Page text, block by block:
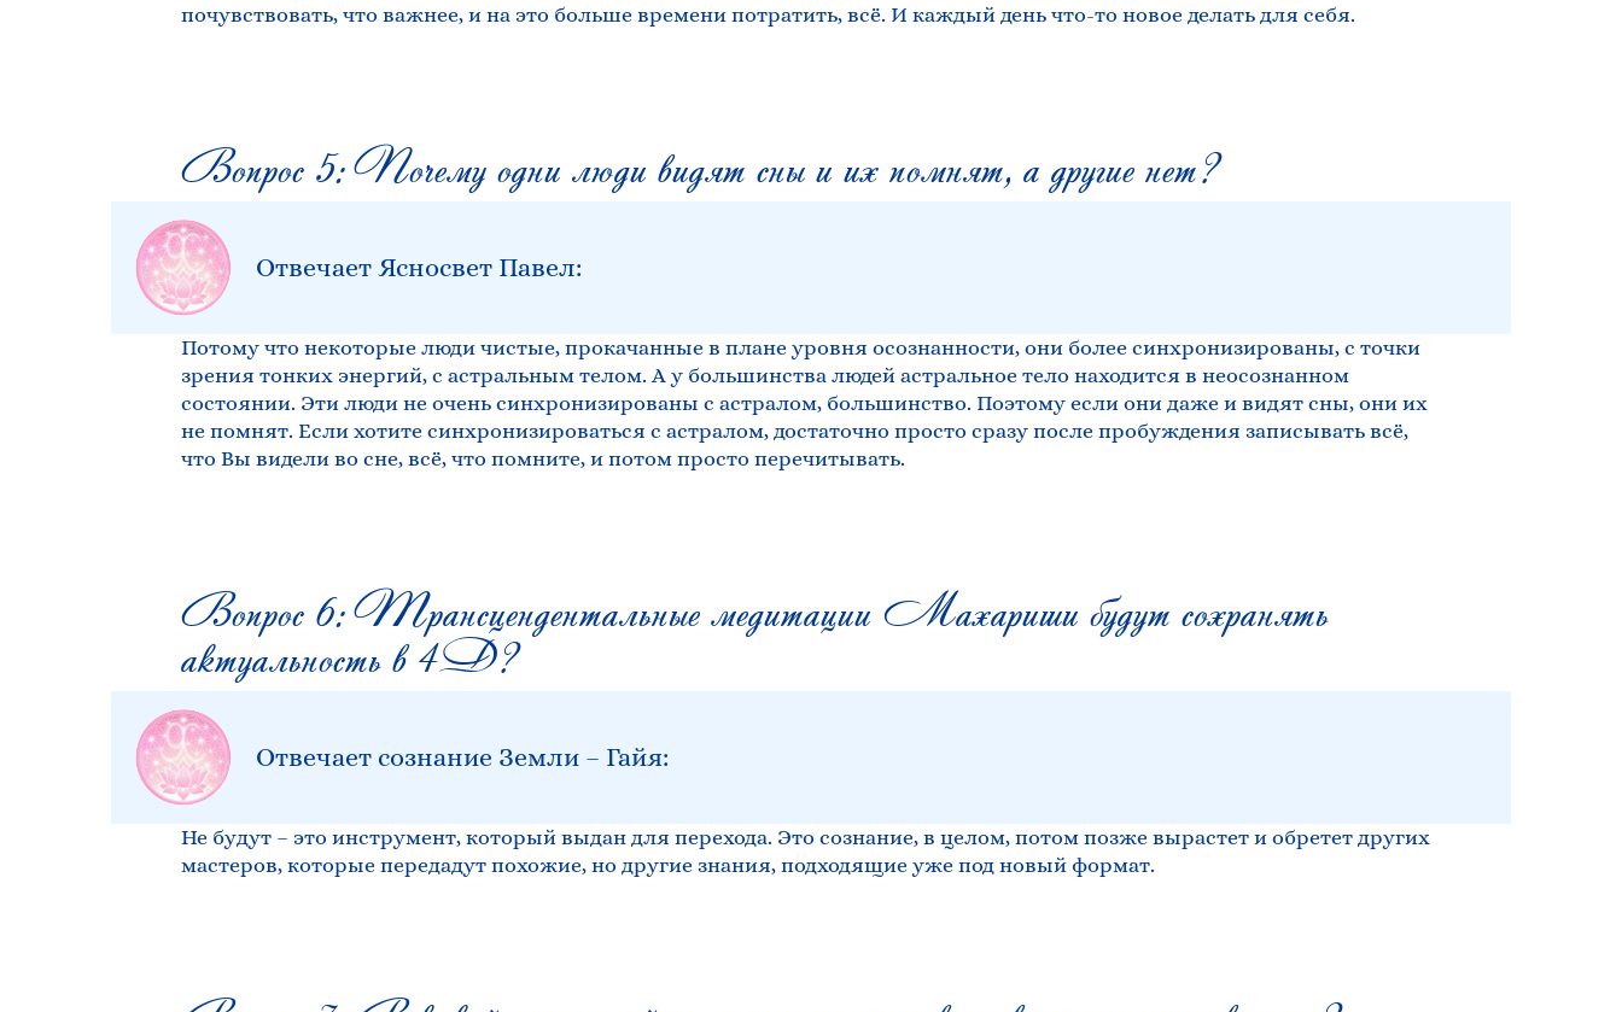
почувствовать, что важнее, и на это больше времени потратить, всё. И каждый день что-то новое делать для себя.
Вопрос 5: Почему одни люди видят сны и их помнят, а другие нет?
Отвечает Ясносвет Павел:
Потому что некоторые люди чистые, прокачанные в плане уровня осознанности, они более синхронизированы, с точки
зрения тонких энергий, с астральным телом. А у большинства людей астральное тело находится в неосознанном
состоянии. Эти люди не очень синхронизированы с астралом, большинство. Поэтому если они даже и видят сны, они их
не помнят. Если хотите синхронизироваться с астралом, достаточно просто сразу после пробуждения записывать всё,
что Вы видели во сне, всё, что помните, и потом просто перечитывать.
Вопрос 6: Трансцендентальные медитации Махариши будут сохранять
актуальность в 4D?
Отвечает сознание Земли – Гайя:
Не будут – это инструмент, который выдан для перехода. Это сознание, в целом, потом позже вырастет и обретет других
мастеров, которые передадут похожие, но другие знания, подходящие уже под новый формат.